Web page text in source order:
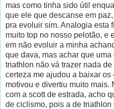
mas como tinha sido útil
que ele que descanse em
pra evoluir sim. Analogia esta
muito top no nosso pelotão, e
em não evoluir a minha
que dava, mas achar que
triathlon não vá trazer nada
certeza me ajudou a baixar os
motivou e divertiu muito mais.
com a scott de estrada, acho
de ciclismo, pois a de triathlon